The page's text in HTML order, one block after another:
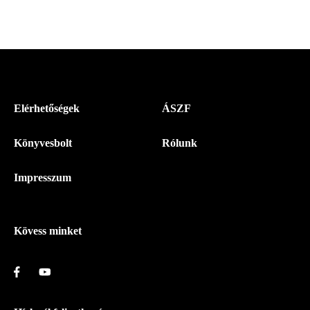
Menü
Magyar
-
Elérhetőségek
Könyvesbolt
Impresszum
ÁSZF
Rólunk
Kövess minket